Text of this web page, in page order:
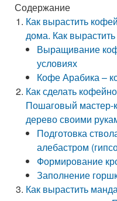
Содержание
Как вырастить
дома. Как
Выращивание
условиях
Кофе Арабика –
Как сделать
Пошаговый
дерево своими
Подготовка
алебастром
Формирование
Заполнение
Как вырастить